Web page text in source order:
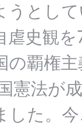
うとし
虐史観
の覇権
憲法が
した。